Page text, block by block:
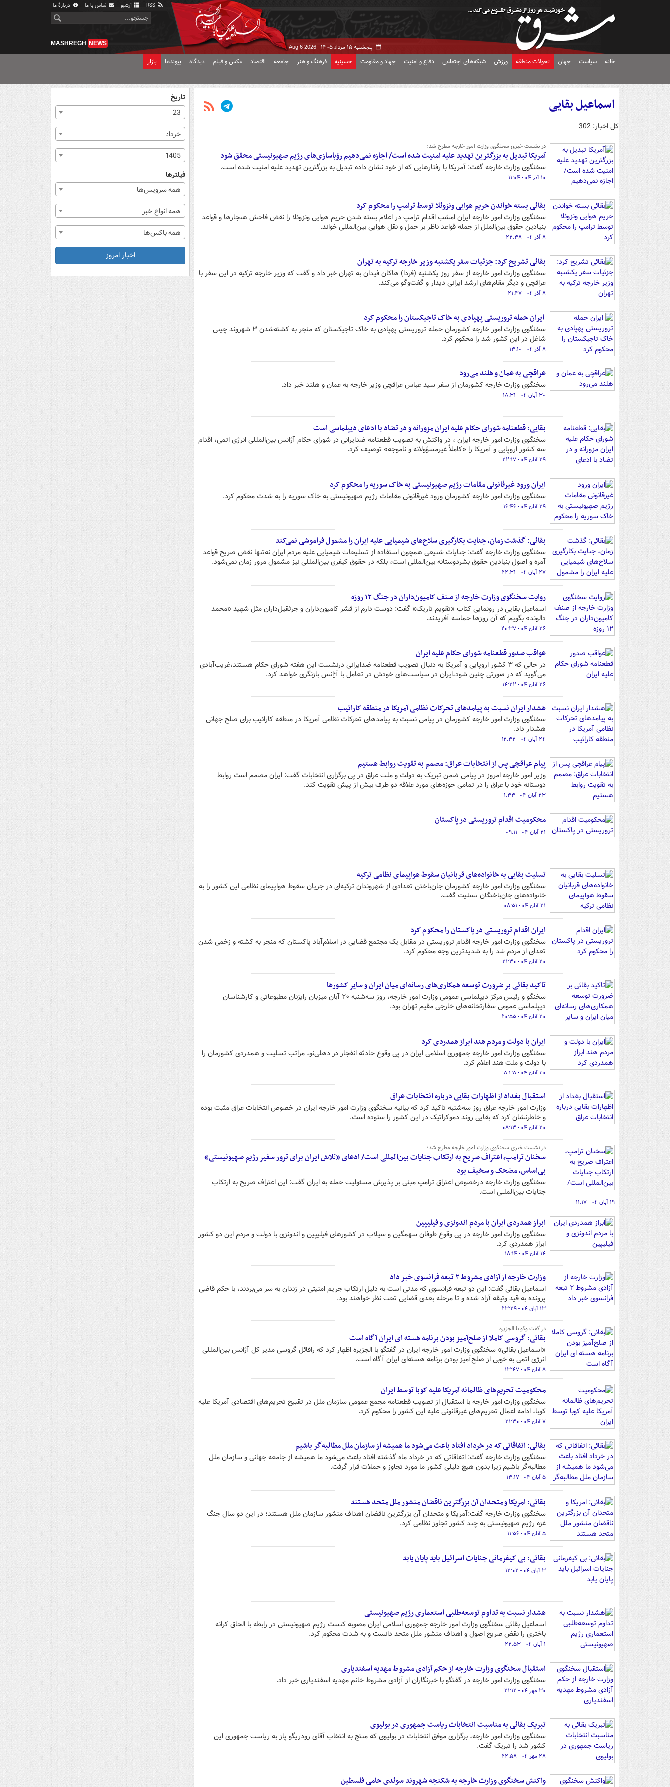
آرشیو تماس با ما دربارهٔ ما
پنجشنبه ۱۵ مرداد ۱۴۰۵ - Aug 6 2026
MASHREGH NEWS
خانه سیاست جهان تحولات منطقه ورزش شبکه‌های اجتماعی دفاع و امنیت جهاد و مقاومت حسینیه فرهنگ و هنر جامعه اقتصاد عکس و فیلم دیدگاه پیوندها بازار
اسماعیل بقایی
کل اخبار: 302
در نشست خبری سخنگوی وزارت امور خارجه مطرح شد؛
آمریکا تبدیل به بزرگترین تهدید علیه امنیت شده است/ اجازه نمی‌دهیم رؤیاسازی‌های رژیم صهیونیستی محقق شود
سخنگوی وزارت خارجه گفت: آمریکا با رفتارهایی که از خود نشان داده تبدیل به بزرگترین تهدید علیه امنیت شده است.
۱۰ آذر ۰۴ - ۱۱:۰۴
بقائی بسته خواندن حریم هوایی ونزوئلا توسط ترامپ را محکوم کرد
سخنگوی وزارت امور خارجه ایران امشب اقدام ترامپ در اعلام بسته‌ شدن حریم هوایی ونزوئلا را نقض فاحش هنجارها و قواعد
بنیادین حقوق بین‌الملل از جمله قواعد ناظر بر حمل و نقل هوایی بین‌المللی خواند.
۸ آذر ۰۴ - ۲۲:۳۸
بقائی تشریح کرد: جزئیات سفر یکشنبه وزیر خارجه ترکیه به تهران
سخنگوی وزارت امور خارجه از سفر روز یکشنیه (فردا) هاکان فیدان به تهران خبر داد و گفت که وزیر خارجه ترکیه در این سفر با
عراقچی و دیگر مقام‌های ارشد ایرانی دیدار و گفت‌وگو می‌کند.
۸ آذر ۰۴ - ۲۱:۴۷
ایران حمله تروریستی پهپادی به خاک تاجیکستان را محکوم کرد
سخنگوی وزارت امور خارجه کشورمان حمله تروریستی پهپادی به خاک تاجیکستان که منجر به کشته‌شدن ۳ شهروند چینی
شاغل در این کشور شد را محکوم کرد.
۸ آذر ۰۴ - ۱۳:۱۰
عراقچی به عمان و هلند می‌رود
سخنگوی وزارت خارجه کشورمان از سفر سید عباس عراقچی وزیر خارجه به عمان و هلند خبر داد.
۳۰ آبان ۰۴ - ۱۸:۳۱
بقایی: قطعنامه شورای حکام علیه ایران مزورانه و در تضاد با ادعای دیپلماسی است
سخنگوی وزارت امور خارجه ایران ، در واکنش به تصویب قطعنامه ضدایرانی در شورای حکام آژانس بین‌المللی انرژی اتمی، اقدام
سه کشور اروپایی و آمریکا را «کاملاً غیرمسؤولانه و ناموجه» توصیف کرد.
۲۹ آبان ۰۴ - ۲۲:۱۷
ایران ورود غیرقانونی مقامات رژیم صهیونیستی به خاک سوریه را محکوم کرد
سخنگوی وزارت امور خارجه کشورمان ورود غیرقانونی مقامات رژیم صهیونیستی به خاک سوریه را به شدت محکوم کرد.
۲۹ آبان ۰۴ - ۱۶:۴۶
بقائی: گذشت زمان، جنایت بکارگیری سلاح‌های شیمیایی علیه ایران را مشمول فراموشی نمی‌کند
سخنگوی وزارت خارجه گفت: جنایات شنیعی همچون استفاده از تسلیحات شیمیایی علیه مردم ایران نه‌تنها نقض صریح قواعد
آمره و اصول بنیادین حقوق بشردوستانه بین‌المللی است، بلکه در حقوق کیفری بین‌المللی نیز مشمول مرور زمان نمی‌شود.
۲۷ آبان ۰۴ - ۲۲:۳۱
روایت سخنگوی وزارت خارجه از صنف کامیون‌داران در جنگ ۱٢ روزه
اسماعیل بقایی در رونمایی کتاب «تقویم تاریک» گفت: دوست دارم از قشر کامیون‌داران و جرثقیل‌داران مثل شهید «محمد
دالوند» بگویم که آن روزها حماسه آفریدند.
۲۶ آبان ۰۴ - ۲۰:۳۷
عواقب صدور قطعنامه شورای حکام علیه ایران
در حالی که ۳ کشور اروپایی و آمریکا به دنبال تصویب قطعنامه ضدایرانی درنشست این هفته شورای حکام هستند،غریب‌آبادی
می‌گوید که در صورتی چنین شود،ایران در سیاست‌های خودش در تعامل با آژانس بازنگری خواهد کرد.
۲۶ آبان ۰۴ - ۱۴:۲۲
هشدار ایران نسبت به پیامدهای تحرکات نظامی آمریکا در منطقه کارائیب
سخنگوی وزارت امور خارجه کشورمان در پیامی نسبت به پیامدهای تحرکات نظامی آمریکا در منطقه کارائیب برای صلح جهانی
هشدار داد.
۲۴ آبان ۰۴ - ۱۲:۳۲
پیام عراقچی پس از انتخابات عراق: مصمم به تقویت روابط هستیم
وزیر امور خارجه امروز در پیامی ضمن تبریک به دولت و ملت عراق در پی برگزاری انتخابات گفت: ایران مصمم است روابط
دوستانه خود با عراق را در تمامی حوزه‌های مورد علاقه دو طرف بیش از پیش تقویت کند.
۲۳ آبان ۰۴ - ۱۱:۳۳
محکومیت اقدام تروریستی در پاکستان
۲۱ آبان ۰۴ - ۰۹:۱۱
تسلیت بقایی به خانواده‌های قربانیان سقوط هواپیمای نظامی ترکیه
سخنگوی وزارت امور خارجه کشورمان جان‌باختن تعدادی از شهروندان ترکیه‌ای در جریان سقوط هواپیمای نظامی این کشور را به
خانواده‌های جان‌باختگان تسلیت گفت.
۲۱ آبان ۰۴ - ۰۸:۵۱
ایران اقدام تروریستی در پاکستان را محکوم کرد
سخنگوی وزارت امور خارجه اقدام تروریستی در مقابل یک مجتمع قضایی در اسلام‌آباد پاکستان که منجر به کشته و زخمی شدن
تعدای از مردم شد را به شدیدترین وجه محکوم کرد.
۲۰ آبان ۰۴ - ۲۱:۳۰
تاکید بقائی بر ضرورت توسعه همکاری‌های رسانه‌ای میان ایران و سایر کشورها
سخنگو و رئیس مرکز دیپلماسی عمومی وزارت امور خارجه، روز سه‌شنبه ۲۰ آبان میزبان رایزنان مطبوعاتی و کارشناسان
دیپلماسی عمومی سفارتخانه‌های خارجی مقیم تهران بود.
۲۰ آبان ۰۴ - ۲۰:۵۵
ایران با دولت و مردم هند ابراز همدردی کرد
سخنگوی وزارت امور خارجه جمهوری اسلامی ایران در پی وقوع حادثه انفجار در دهلی‌نو، مراتب تسلیت و همدردی کشورمان را
با دولت و ملت هند اعلام کرد.
۲۰ آبان ۰۴ - ۱۸:۳۸
استقبال بغداد از اظهارات بقایی درباره انتخابات عراق
وزارت امور خارجه عراق روز سه‌شنبه تاکید کرد که بیانیه سخنگوی وزارت امور خارجه ایران در خصوص انتخابات عراق مثبت بوده
و خاطرنشان کرد که بقایی روند دموکراتیک در این کشور را ستوده است.
۲۰ آبان ۰۴ - ۰۸:۱۳
در نشست خبری سخنگوی وزارت امور خارجه مطرح شد؛
سخنان ترامپ، اعتراف صریح به ارتکاب جنایات بین‌المللی است/ ادعای «تلاش ایران برای ترور سفیر رژیم صهیونیستی»
بی‌اساس، مضحک و سخیف بود
سخنگوی وزارت خارجه درخصوص اعتراق ترامپ مبنی بر پذیرش مسئولیت حمله به ایران گفت: این اعتراف صریح به ارتکاب
جنایات بین‌المللی است.
۱۹ آبان ۰۴ - ۱۱:۱۷
ابراز همدردی ایران با مردم اندونزی و فیلیپین
سخنگوی وزارت امور خارجه در پی وقوع طوفان سهمگین و سیلاب در کشورهای فیلیپین و اندونزی با دولت و مردم این دو کشور
ابراز همدردی کرد.
۱۴ آبان ۰۴ - ۱۸:۱۴
وزارت خارجه از آزادی مشروط ۲ تبعه فرانسوی خبر داد
اسماعیل بقائی گفت: این دو تبعه فرانسوی که مدتی است به دلیل ارتکاب جرایم امنیتی در زندان به سر می‌بردند، با حکم قاضی
پرونده به قید وثیقه آزاد شده و تا مرحله بعدی قضایی تحت نظر خواهند بود.
۱۳ آبان ۰۴ - ۲۳:۲۹
در گفت وگو با الجزیره
بقائی: گروسی کاملا از صلح‌آمیز بودن برنامه هسته ای ایران آگاه است
«اسماعیل بقائی» سخنگوی وزارت امور خارجه ایران در گفتگو با الجزیره اظهار کرد که رافائل گروسی مدیر کل آژانس بین‌المللی
انرژی اتمی به خوبی از صلح‌آمیز بودن برنامه هسته‌ای ایران آگاه است.
۸ آبان ۰۴ - ۱۳:۴۷
محکومیت تحریم‌های ظالمانه آمریکا علیه کوبا توسط ایران
سخنگوی وزارت امور خارجه با استقبال از تصویب قطعنامه مجمع عمومی سازمان ملل در تقبیح تحریم‌های اقتصادی آمریکا علیه
کوبا، ادامه اعمال تحریم‌های غیرقانونی علیه این کشور را محکوم کرد.
۷ آبان ۰۴ - ۲۱:۳۰
بقائی: اتفاقاتی که در خرداد افتاد باعث می‌شود ما همیشه از سازمان ملل مطالبه‌گر باشیم
سخنگوی وزارت خارجه گفت: اتفاقاتی که در خرداد ماه گذشته افتاد باعث می‌شود ما همیشه از جامعه جهانی و سازمان ملل
مطالبه‌گر باشیم زیرا بدون هیچ دلیلی کشور ما مورد تجاوز و حملات قرار گرفت.
۵ آبان ۰۴ - ۱۳:۱۷
بقائی: امریکا و متحدان آن بزرگترین ناقضان منشور ملل متحد هستند
سخنگوی وزارت خارجه گفت:آمریکا و متحدان آن بزرگترین ناقضان اهداف منشور سازمان ملل هستند؛ در این دو سال جنگ
غزه رژیم صهیونیستی به چند کشور تجاوز نظامی کرد.
۵ آبان ۰۴ - ۱۱:۵۶
بقائی: ‌بی‌ کیفرمانی جنایات اسرائیل باید پایان یابد
۳ آبان ۰۴ - ۱۲:۰۲
هشدار نسبت به تداوم توسعه‌طلبی استعماری رژیم صهیونیستی
اسماعیل بقائی سخنگوی وزارت امور خارجه جمهوری اسلامی ایران مصوبه کنست رژیم صهیونیستی در رابطه با الحاق کرانه
باختری را نقض صریح اصول و اهداف منشور ملل متحد دانست و به شدت محکوم کرد.
۱ آبان ۰۴ - ۲۲:۵۳
استقبال سخنگوی وزارت خارجه از حکم آزادی مشروط مهدیه اسفندیاری
سخنگوی وزارت امور خارجه در گفتگو با خبرنگاران از آزادی مشروط خانم مهدیه اسفندیاری خبر داد.
۳۰ مهر ۰۴ - ۲۱:۱۲
تبریک بقائی به مناسبت انتخابات ریاست‌ جمهوری در بولیوی
سخنگوی وزارت امور خارجه، برگزاری موفق انتخابات در بولیوی که منتج به انتخاب آقای رودریگو پاز به ریاست جمهوری این
کشور شد را تبریک گفت.
۲۸ مهر ۰۴ - ۲۲:۵۸
واکنش سخنگوی وزارت خارجه به شکنجه شهروند سوئدی حامی فلسطین
تاریخ
23
خرداد
1405
فیلترها
همه سرویس‌ها
همه انواع خبر
همه باکس‌ها
اخبار امروز